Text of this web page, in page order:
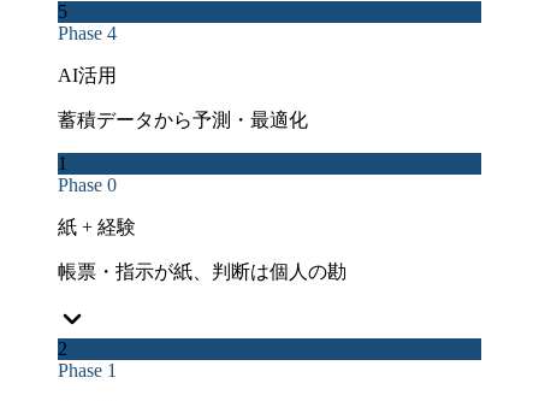
5
Phase 4
AI活用
蓄積データから予測・最適化
1
Phase 0
紙 + 経験
帳票・指示が紙、判断は個人の勘
2
Phase 1